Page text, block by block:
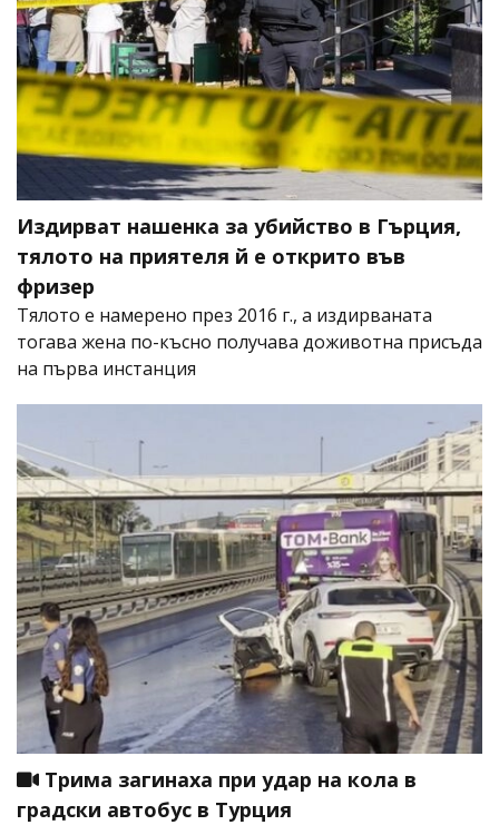
Издирват нашенка за убийство в Гърция,
тялото на приятеля й е открито във
фризер
Тялото е намерено през 2016 г., а издирваната
тогава жена по-късно получава доживотна присъда
на първа инстанция
Трима загинаха при удар на кола в
градски автобус в Турция